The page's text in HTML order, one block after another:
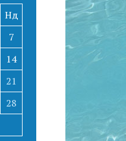
Нд
7
14
21
28